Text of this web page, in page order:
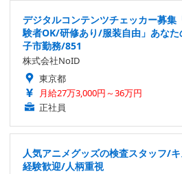
デジタルコンテンツチェッカー募集
験者OK/研修あり/服装自由」あな
子市勤務/851
株式会社NoID
東京都
月給27万3,000円～36万円
正社員
人気アニメグッズの検査スタッフ/
経験歓迎/人柄重視